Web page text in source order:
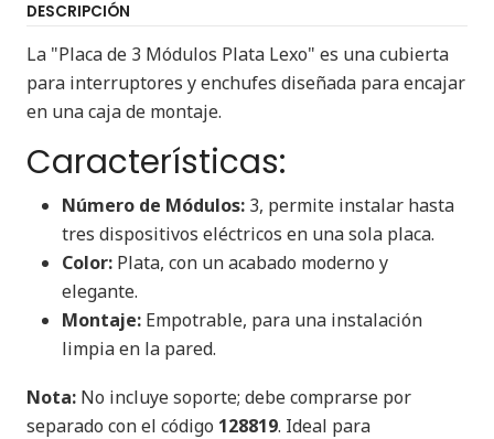
DESCRIPCIÓN
La "Placa de 3 Módulos Plata Lexo" es una cubierta
para interruptores y enchufes diseñada para encajar
en una caja de montaje.
Características:
Número de Módulos: 3, permite instalar hasta
tres dispositivos eléctricos en una sola placa.
Color: Plata, con un acabado moderno y
elegante.
Montaje: Empotrable, para una instalación
limpia en la pared.
Nota: No incluye soporte; debe comprarse por
separado con el código 128819. Ideal para